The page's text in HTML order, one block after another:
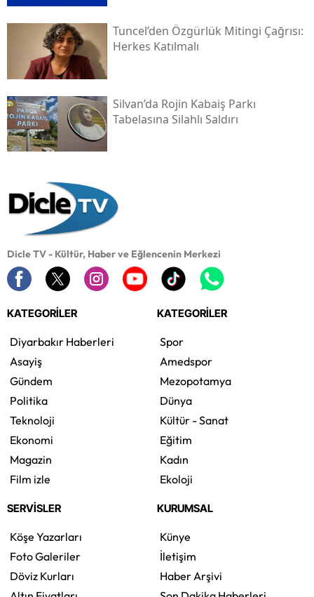
Tuncel’den Özgürlük Mitingi Çağrısı:
Herkes Katılmalı
Silvan’da Rojin Kabaiş Parkı
Tabelasına Silahlı Saldırı
Dicle TV - Kültür, Haber ve Eğlencenin Merkezi
KATEGORİLER
Diyarbakır Haberleri
Asayiş
Gündem
Politika
Teknoloji
Ekonomi
Magazin
Film izle
KATEGORİLER
Spor
Amedspor
Mezopotamya
Dünya
Kültür - Sanat
Eğitim
Kadın
Ekoloji
SERVİSLER
Köşe Yazarları
Foto Galeriler
Döviz Kurları
KURUMSAL
Künye
İletişim
Haber Arşivi